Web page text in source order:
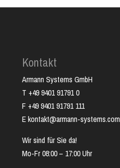
Kontakt
Armann Systems GmbH
T +49 9401 91791 0
F +49 9401 91791 111
E kontakt@armann-systems.com
Wir sind für Sie da!
Mo-Fr 08:00 – 17:00 Uhr